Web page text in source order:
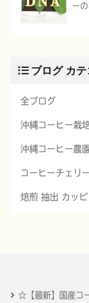
ー
ブログ カ
全ブログ
沖縄コーヒー栽
沖縄コーヒー農園
コーヒーチェリ
焙煎 抽出 カッ
☆【最新】国産コ